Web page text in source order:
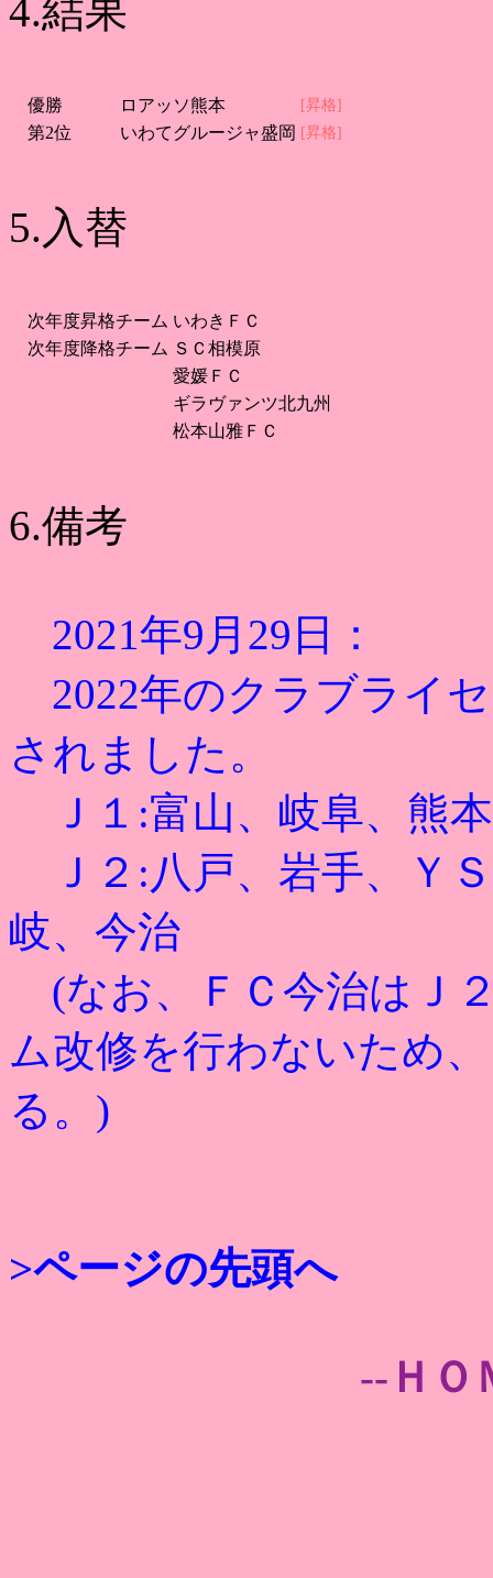
4.結果
優勝 ロアッソ熊本 [昇格]
第2位 いわてグルージャ盛岡 [昇格]
5.入替
次年度昇格チーム いわきＦＣ
次年度降格チーム ＳＣ相模原
愛媛ＦＣ
ギラヴァンツ北九州
松本山雅ＦＣ
6.備考
2021年9月29日：
2022年のクラブライ
されました。
Ｊ１:富山、岐阜、熊
Ｊ２:八戸、岩手、Ｙ
岐、今治
(なお、ＦＣ今治はＪ
ム改修を行わないため
る。)
>ページの先頭へ
--ＨＯ